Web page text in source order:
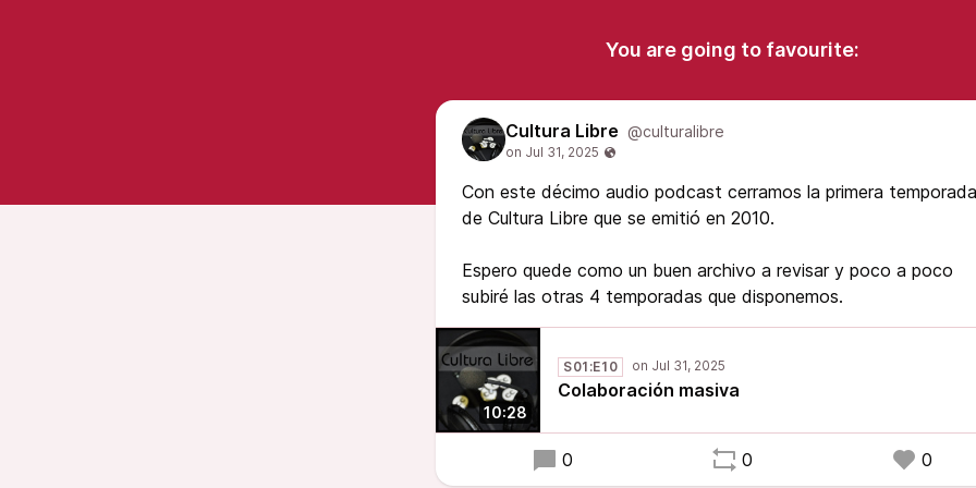
You are going to favourite:
Cultura Libre @culturalibre
Con este décimo audio podcast cerramos la primera temporada
de Cultura Libre que se emitió en 2010.
Espero quede como un buen archivo a revisar y poco a poco
subiré las otras 4 temporadas que disponemos.
10:28
S01:E10
Colaboración masiva
0 0 0